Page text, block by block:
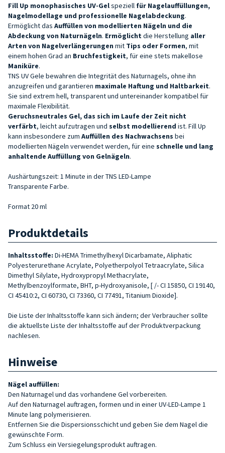
Fill Up monophasisches UV-Gelspeziell für Nagelauffüllungen,
Nagelmodellage und professionelle Nagelabdeckung.
Ermöglicht das Auffüllen von modellierten Nägeln und die
Abdeckung von Naturnägeln. Ermöglicht die Herstellung aller
Arten von Nagelverlängerungen mit Tips oder Formen, mit
einem hohen Grad an Bruchfestigkeit, für eine stets makellose
Maniküre.
TNS UV Gele bewahren die Integrität des Naturnagels, ohne ihn
anzugreifen und garantieren maximale Haftung und Haltbarkeit.
Sie sind extrem hell, transparent und untereinander kompatibel für
maximale Flexibilität.
Geruchsneutrales Gel, das sich im Laufe der Zeit nicht
verfärbt, leicht aufzutragen und selbst modellierend ist. Fill Up
kann insbesondere zum Auffüllen des Nachwachsens bei
modellierten Nägeln verwendet werden, für eine schnelle und lang
anhaltende Auffüllung von Gelnägeln.
Aushärtungszeit: 1 Minute in der TNS LED-Lampe
Transparente Farbe.
Format 20 ml
Produktdetails
Inhaltsstoffe: Di-HEMA Trimethylhexyl Dicarbamate, Aliphatic
Polyesterurethane Acrylate, Polyetherpolyol Tetraacrylate, Silica
Dimethyl Silylate, Hydroxypropyl Methacrylate,
Methylbenzoylformate, BHT, p-Hydroxyanisole, [ /- CI 15850, CI 19140,
CI 45410:2, CI 60730, CI 73360, CI 77491, Titanium Dioxide].
Die Liste der Inhaltsstoffe kann sich ändern; der Verbraucher sollte
die aktuellste Liste der Inhaltsstoffe auf der Produktverpackung
nachlesen.
Hinweise
Nägel auffüllen:
Den Naturnagel und das vorhandene Gel vorbereiten.
Auf den Naturnagel auftragen, formen und in einer UV-LED-Lampe 1
Minute lang polymerisieren.
Entfernen Sie die Dispersionsschicht und geben Sie dem Nagel die
gewünschte Form.
Zum Schluss ein Versiegelungsprodukt auftragen.